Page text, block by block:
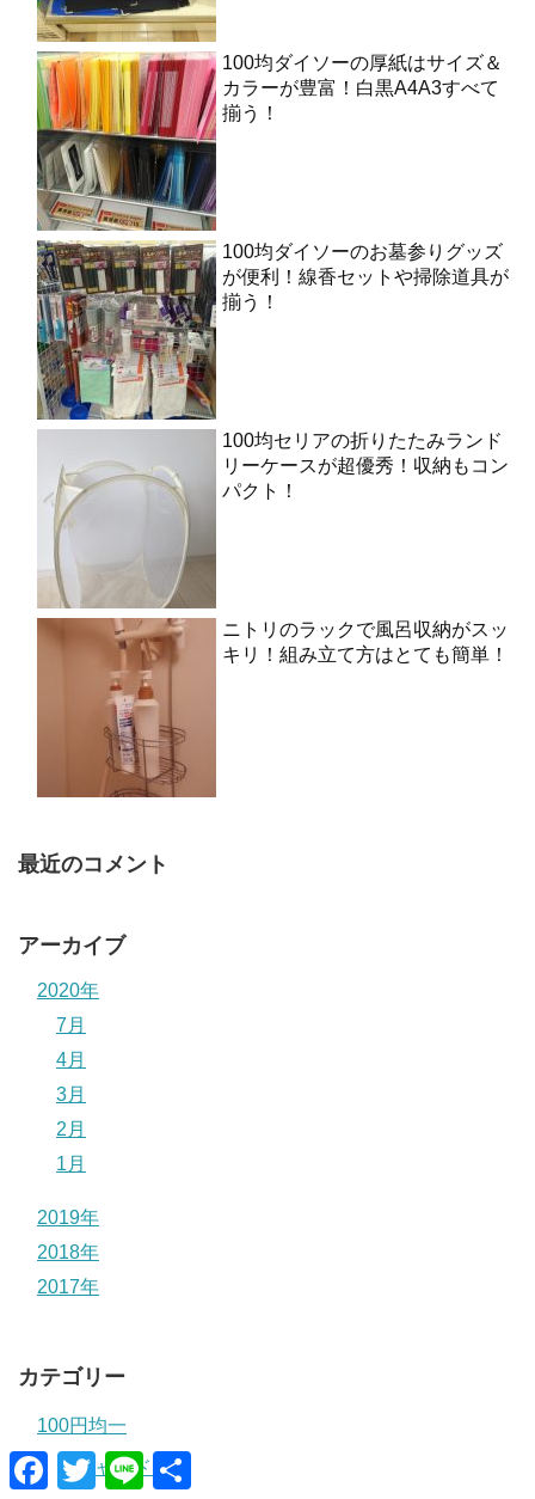
100均ダイソーの厚紙はサイズ＆
カラーが豊富！白黒A4A3すべて
揃う！
100均ダイソーのお墓参りグッズ
が便利！線香セットや掃除道具が
揃う！
100均セリアの折りたたみランド
リーケースが超優秀！収納もコン
パクト！
ニトリのラックで風呂収納がスッ
キリ！組み立て方はとても簡単！
最近のコメント
アーカイブ
2020年
7月
4月
3月
2月
1月
2019年
2018年
2017年
カテゴリー
100円均一
キャンドゥ
F
T
w
L
i